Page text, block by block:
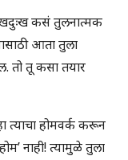
कसं तुलनात्मक
आता तुला
तो तू कसा तयार
त्याचा होमवर्क करून
नाही! त्यामुळे तुला